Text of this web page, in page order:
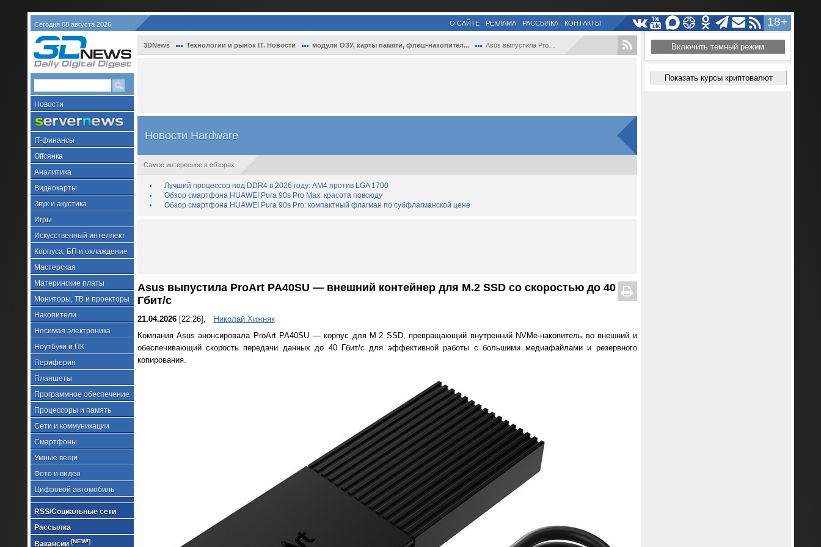
Сегодня 08 августа 2026 18+
О САЙТЕ РЕКЛАМА РАССЫЛКА КОНТАКТЫ
Новости
IT-финансы
Offсянка
Аналитика
Видеокарты
Звук и акустика
Игры
Искусственный интеллект
Корпуса, БП и охлаждение
Мастерская
Материнские платы
Мониторы, ТВ и проекторы
Накопители
Носимая электроника
Ноутбуки и ПК
Периферия
Планшеты
Программное обеспечение
Процессоры и память
Сети и коммуникации
Смартфоны
Умные вещи
Фото и видео
Цифровой автомобиль
RSS/Социальные сети
Рассылка
Вакансии [NEW!]
3DNews Технологии и рынок IT. Новости модули ОЗУ, карты памяти, флеш-накопител... Asus выпустила ProArt PA40SU — внешний к...
Новости Hardware
Самое интересное в обзорах
Лучший процессор под DDR4 в 2026 году: AM4 против LGA 1700
Обзор смартфона HUAWEI Pura 90s Pro Max: красота повсюду
Обзор смартфона HUAWEI Pura 90s Pro: компактный флагман по субфлагманской цене
Asus выпустила ProArt PA40SU — внешний контейнер для M.2 SSD со скоростью до 40
Гбит/с
21.04.2026[22:26],
Николай Хижняк
Компания Asus анонсировала ProArt PA40SU — корпус для M.2 SSD, превращающий внутренний NVMe-накопитель во внешний и
обеспечивающий скорость передачи данных до 40 Гбит/с для эффективной работы с большими медиафайлами и резервного
копирования.
Включить темный режим
Показать курсы криптовалют